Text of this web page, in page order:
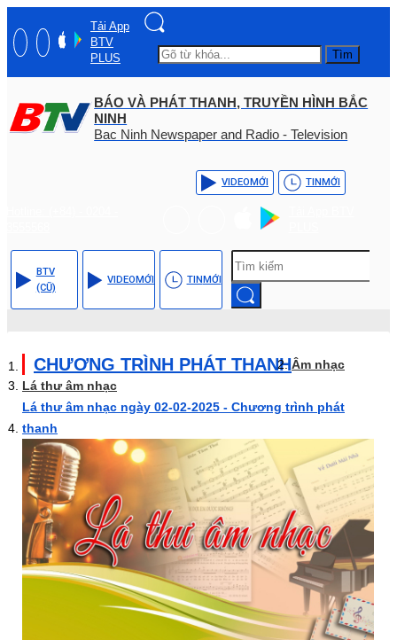
Tải App
BTV
PLUS
Tìm
BÁO VÀ PHÁT THANH, TRUYỀN HÌNH BẮC
NINH
Bac Ninh Newspaper and Radio - Television
VIDEOMỚI TINMỚI
BTV
(CŨ)
VIDEOMỚI TINMỚI
CHƯƠNG TRÌNH PHÁT THANHÂm nhạc
Lá thư âm nhạc
Lá thư âm nhạc ngày 02-02-2025 - Chương trình phát
thanh